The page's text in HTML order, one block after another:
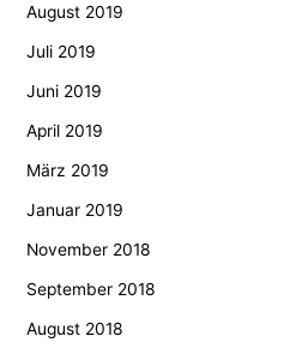
August 2019
Juli 2019
Juni 2019
April 2019
März 2019
Januar 2019
November 2018
September 2018
August 2018